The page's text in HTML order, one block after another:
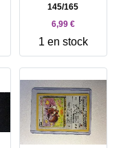
145/165
6,99 €
1 en stock